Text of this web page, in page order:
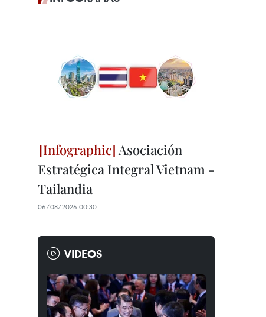
Asociación
Estratégica Integral Vietnam -
Tailandia
06/08/2026 00:30
VIDEOS